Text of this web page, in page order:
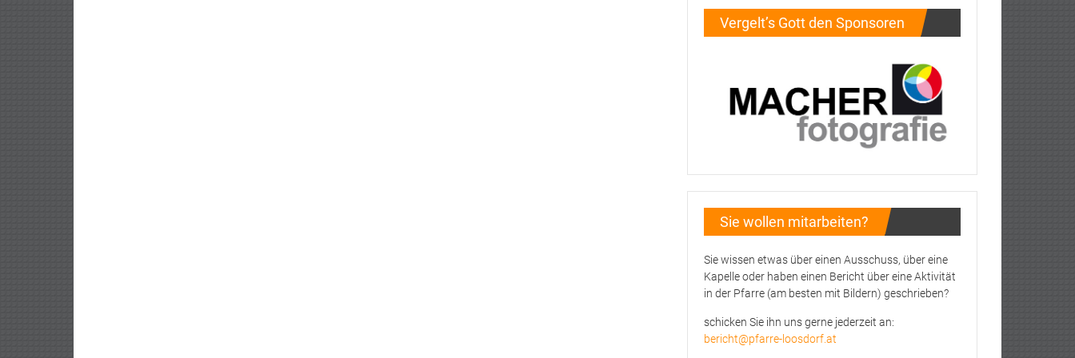
Vergelt’s Gott den Sponsoren
Sie wollen mitarbeiten?
Sie wissen etwas über einen Ausschuss, über eine
Kapelle oder haben einen Bericht über eine Aktivität
in der Pfarre (am besten mit Bildern) geschrieben?
schicken Sie ihn uns gerne jederzeit an:
bericht@pfarre-loosdorf.at